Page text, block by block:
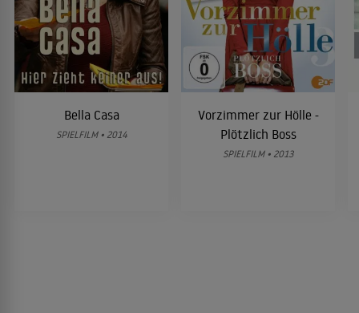
Bella Casa
SPIELFILM • 2014
Vorzimmer zur Hölle -
Plötzlich Boss
SPIELFILM • 2013